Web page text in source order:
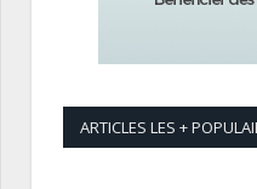
ARTICLES LES +